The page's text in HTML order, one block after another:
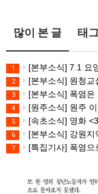
많이 본 글 태
1 [본부소식] 7.1 요
2 [본부소식] 원청교섭 원년. 초기
3 [본부소식] 폭염은 재난
4 [원주소식] 원주
5 [속초소식] 영화
6 [본부소식] 강원지
7 [특집기사] 폭염